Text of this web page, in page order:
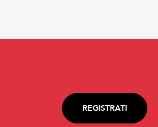
REGISTRATI